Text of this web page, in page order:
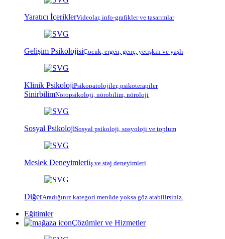
Yaratıcı İçeriklerVideolar, info-grafikler ve tasarımlar
Gelişim PsikolojisiÇocuk, ergen, genç, yetişkin ve yaşlı
Klinik PsikolojiPsikopatolojiler, psikoterapiler
SinirbilimNöropsikoloji, nörobilim, nöroloji
Sosyal PsikolojiSosyal psikoloji, sosyoloji ve toplum
Meslek Deneyimleriİş ve staj deneyimleri
DiğerAradığınız kategori menüde yoksa göz atabilirsiniz.
Eğitimler
Çözümler ve Hizmetler